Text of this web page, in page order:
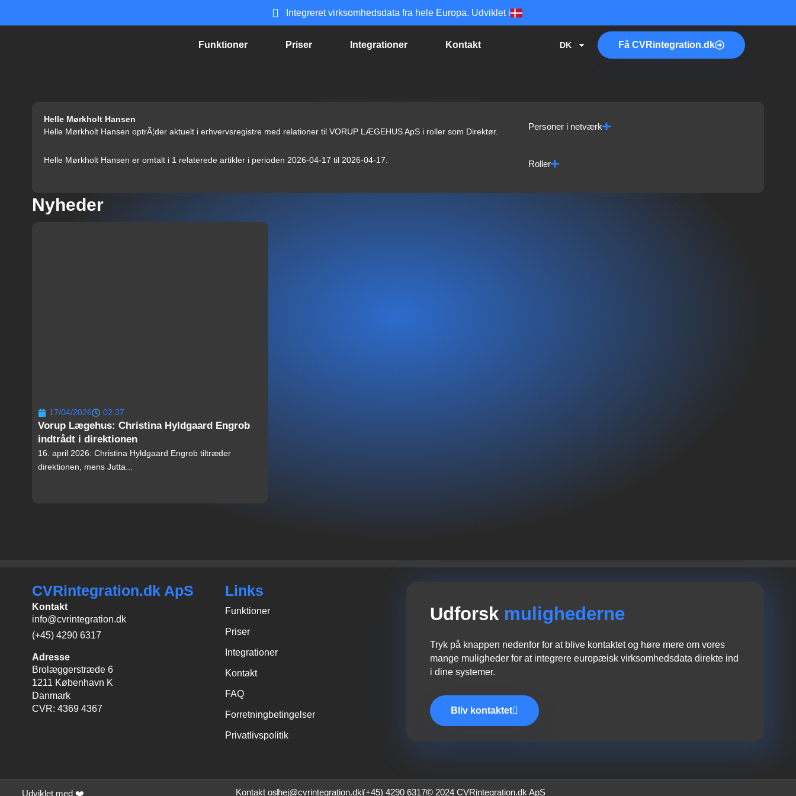
Integreret virksomhedsdata fra hele Europa. Udviklet i
Funktioner Priser Integrationer Kontakt DK FåCVRintegration.dk
Helle Mørkholt Hansen
Helle Mørkholt Hansen optrÃ¦der aktuelt i erhvervsregistre med relationer til VORUP LÆGEHUS ApS i roller som Direktør.
Helle Mørkholt Hansen er omtalt i 1 relaterede artikler i perioden 2026-04-17 til 2026-04-17.
Personer i netværk
Roller
Nyheder
17/04/2026 02:37
Vorup Lægehus: Christina Hyldgaard Engrob
indtrådt i direktionen
16. april 2026: Christina Hyldgaard Engrob tiltræder
direktionen, mens Jutta...
CVRintegration.dk ApS
Kontakt
info@cvrintegration.dk
(+45) 4290 6317
Adresse
Brolæggerstræde 6
1211 København K
Danmark
CVR: 4369 4367
Links
Funktioner
Priser
Integrationer
Kontakt
FAQ
Forretningbetingelser
Privatlivspolitik
Udforsk mulighederne
Tryk på knappen nedenfor for at blive kontaktet og høre mere om vores
mange muligheder for at integrere europæisk virksomhedsdata direkte ind
i dine systemer.
Bliv kontaktet
Udviklet med ❤️ Kontakt oshej@cvrintegration.dk(+45) 4290 6317© 2024 CVRintegration.dk ApS